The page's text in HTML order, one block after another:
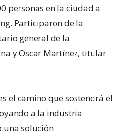
personas en la ciudad a
Participaron de la
general de la
y Oscar Martínez, titular
el camino que sostendrá el
a la industria
una solución